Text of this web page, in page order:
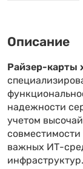
Описание
Райзер-карты
надежности
учетом
важных ИТ-
инфраструктур.